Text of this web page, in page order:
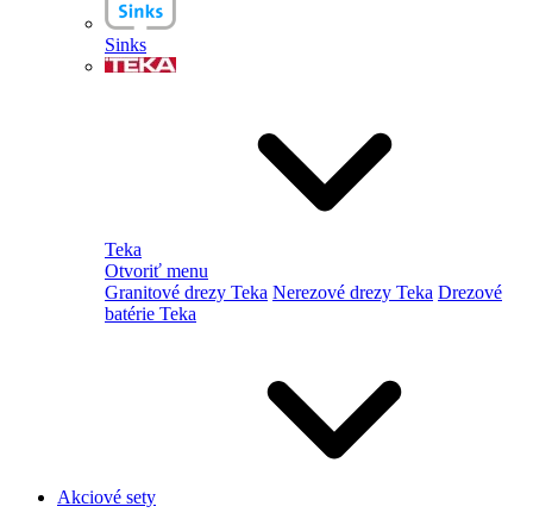
Sinks
Teka
Otvoriť menu
Granitové drezy Teka Nerezové drezy Teka Drezové
batérie Teka
Akciové sety